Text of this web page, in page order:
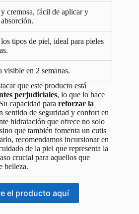
y cremosa, fácil de aplicar y
tipos de piel, ideal para pieles
visible en 2 semanas.
que este producto está
perjudiciales, lo que lo hace
capacidad para reforzar la
sentido de seguridad y confort en
hidratación que ofrece no solo
que también fomenta un cutis
recomendamos incursionar en
de la piel que representa la
crucial para aquellos que
belleza.
el producto aquí